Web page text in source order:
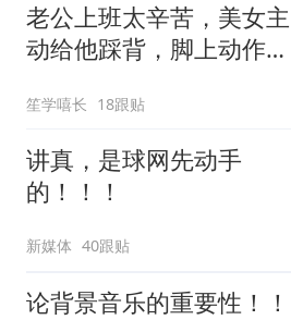
老公上班太辛苦，美女主
动给他踩背，脚上动作太
笙学嘻长 18跟贴
讲真，是球网先动手
的！！！
新媒体 40跟贴
论背景音乐的重要性！！